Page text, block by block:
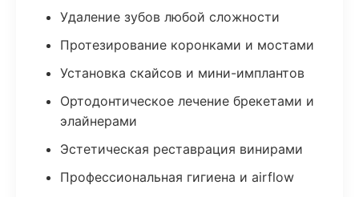
Удаление зубов любой сложности
Протезирование коронками и мостами
Установка скайсов и мини-имплантов
Ортодонтическое лечение брекетами и
элайнерами
Эстетическая реставрация винирами
Профессиональная гигиена и airflow